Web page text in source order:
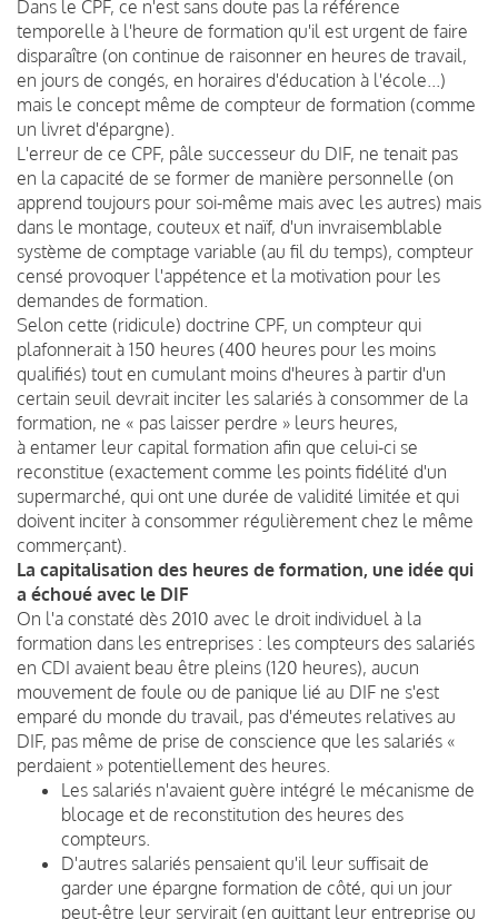
Dans le CPF, ce n'est sans doute pas la référence
temporelle à l'heure de formation qu'il est urgent de faire
disparaître (on continue de raisonner en heures de travail,
en jours de congés, en horaires d'éducation à l'école...)
mais le concept même de compteur de formation (comme
un livret d'épargne).
L'erreur de ce CPF, pâle successeur du DIF, ne tenait pas
en la capacité de se former de manière personnelle (on
apprend toujours pour soi-même mais avec les autres) mais
dans le montage, couteux et naïf, d'un invraisemblable
système de comptage variable (au fil du temps), compteur
censé provoquer l'appétence et la motivation pour les
demandes de formation.
Selon cette (ridicule) doctrine CPF, un compteur qui
plafonnerait à 150 heures (400 heures pour les moins
qualifiés) tout en cumulant moins d'heures à partir d'un
certain seuil devrait inciter les salariés à consommer de la
formation, ne « pas laisser perdre » leurs heures,
à entamer leur capital formation afin que celui-ci se
reconstitue (exactement comme les points fidélité d'un
supermarché, qui ont une durée de validité limitée et qui
doivent inciter à consommer régulièrement chez le même
commerçant).
La capitalisation des heures de formation, une idée qui
a échoué avec le DIF
On l'a constaté dès 2010 avec le droit individuel à la
formation dans les entreprises : les compteurs des salariés
en CDI avaient beau être pleins (120 heures), aucun
mouvement de foule ou de panique lié au DIF ne s'est
emparé du monde du travail, pas d'émeutes relatives au
DIF, pas même de prise de conscience que les salariés «
perdaient » potentiellement des heures.
Les salariés n'avaient guère intégré le mécanisme de
blocage et de reconstitution des heures des
compteurs.
D'autres salariés pensaient qu'il leur suffisait de
garder une épargne formation de côté, qui un jour
peut-être leur servirait (en quittant leur entreprise ou